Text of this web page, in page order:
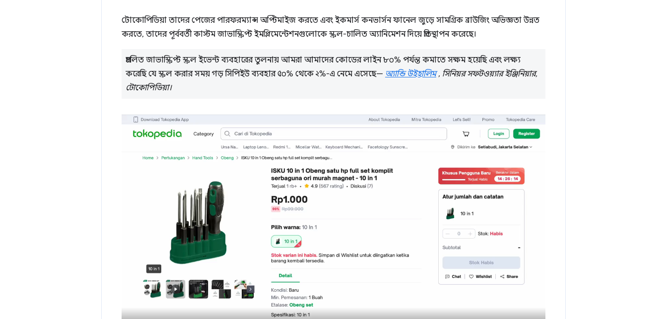
টোকোপিডিয়া তাদের পেজের পারফরম্যান্স অপ্টিমাইজ করতে এবং ইকমার্স কনভার্সন ফানেল জুড়ে সামগ্রিক ব্রাউজিং অভিজ্ঞতা উন্নত
করতে, তাদের পূর্ববর্তী কাস্টম জাভাস্ক্রিপ্ট ইমপ্লিমেন্টেশনগুলোকে স্ক্রল-চালিত অ্যানিমেশন দিয়ে প্রতিস্থাপন করেছে।
প্রচলিত জাভাস্ক্রিপ্ট স্ক্রল ইভেন্ট ব্যবহারের তুলনায় আমরা আমাদের কোডের লাইন ৮০% পর্যন্ত কমাতে সক্ষম হয়েছি এবং লক্ষ্য
করেছি যে স্ক্রল করার সময় গড় সিপিইউ ব্যবহার ৫০% থেকে ২%-এ নেমে এসেছে— অ্যান্ডি উইহালিম, সিনিয়র সফটওয়্যার ইঞ্জিনিয়ার,
টোকোপিডিয়া।